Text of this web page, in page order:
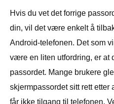
Hvis du vet det forrige
din, vil det være enkelt å
Android-telefonen. Det som
være en liten utfordring, er at
passordet. Mange brukere
skjermpassordet sitt rett etter
får ikke tilgang til telefonen.